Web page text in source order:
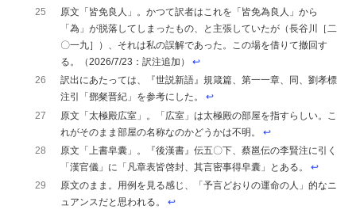
25
原文「皆免良人」。かつて訳者はこれを「皆免為良人」から
「為」が脱落してしまったもの、と主張していたが（長谷川［二
〇一九］）、それは私の誤解であった。この場を借りて撤回す
る。（2026/7/23：訳注追加）↩︎
26
訳出にあたっては、『世説新語』規箴篇、第一一章、同、劉孝標
注引「鄧粲晋紀」を参考にした。↩︎
27
原文「太極殿広室」。「広室」は太極殿の部屋を指すらしい。こ
れがそのまま部屋の名称なのかどうかは不明。↩︎
28
原文「上書皁囊」。『後漢書』伝五〇下、蔡邕伝の李賢注に引く
「漢官儀」に「凡章表皆啓封、其言密事得皁囊」とある。↩︎
29
原文のまま。用例を見る感じ、「予言どおりの運命の人」的なニ
ュアンスだと思われる。↩︎